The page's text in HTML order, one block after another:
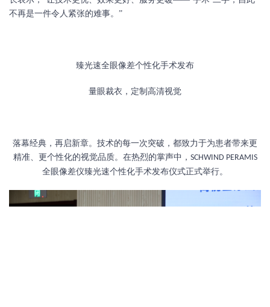
不再是一件令人紧张的难事。”
臻光速全眼像差个性化手术发布
量眼裁衣，定制高清视觉
落幕经典，再启新章。技术的每一次突破，都致力于为患者带来更
精准、更个性化的视觉品质。在热烈的掌声中， SCHWIND PERAMIS
全眼像差仪臻光速个性化手术发布仪式正式举行。